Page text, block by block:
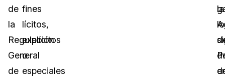
de
la
Regulación
General
de
fines
lícitos,
explícitos
o
especiales
la